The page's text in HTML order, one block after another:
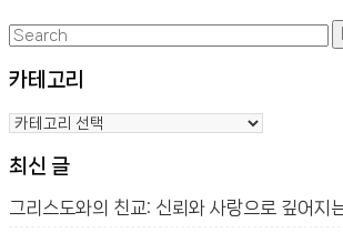
Search
카테고리
카
고
최신 글
그리스도와의 친교: 신뢰와 사랑으로 깊어지